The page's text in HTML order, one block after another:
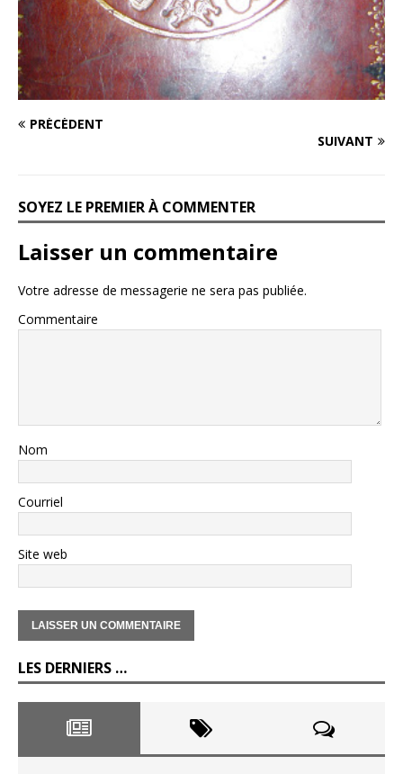
PRÉCÉDENT
SUIVANT
SOYEZ LE PREMIER À COMMENTER
Laisser un commentaire
Votre adresse de messagerie ne sera pas publiée.
Commentaire
Nom
Courriel
Site web
LES DERNIERS …